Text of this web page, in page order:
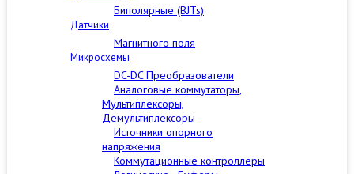
Биполярные (BJTs)
Датчики
Магнитного поля
Микросхемы
DC-DC Преобразователи
Аналоговые коммутаторы,
Мультиплексоры,
Демультиплексоры
Источники опорного
напряжения
Коммутационные контроллеры